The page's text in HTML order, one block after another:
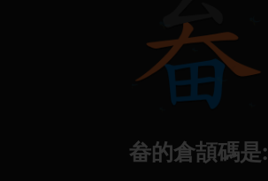
畚的倉頡碼是: